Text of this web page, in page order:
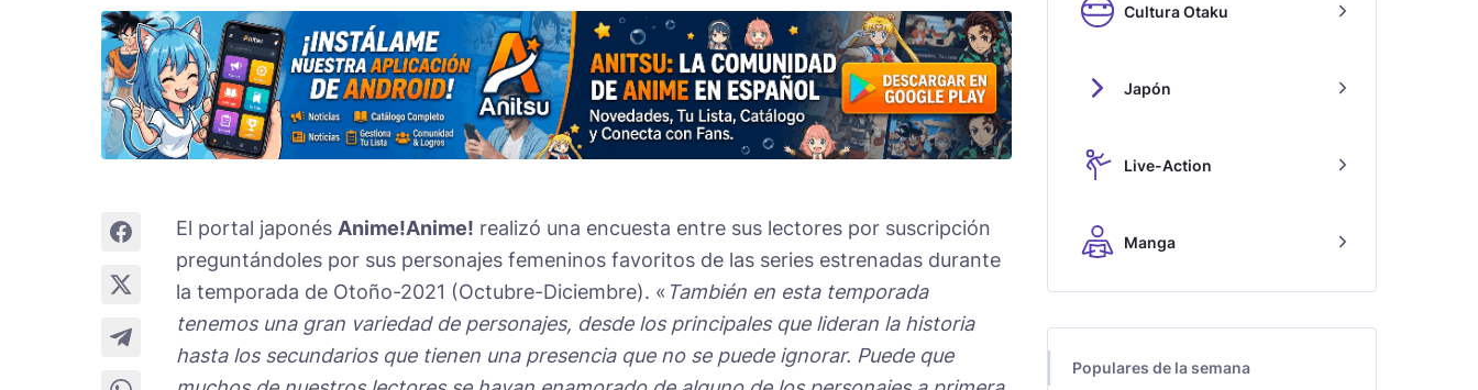
El portal japonés Anime!Anime! realizó una encuesta entre sus lectores por suscripción
preguntándoles por sus personajes femeninos favoritos de las series estrenadas durante
la temporada de Otoño-2021 (Octubre-Diciembre). « También en esta temporada
tenemos una gran variedad de personajes, desde los principales que lideran la historia
hasta los secundarios que tienen una presencia que no se puede ignorar. Puede que
Cultura Otaku
Japón
Live-Action
Manga
Populares de la semana